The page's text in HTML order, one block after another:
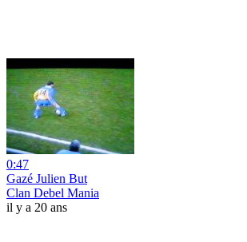
0:47
Gazé Julien But
Clan Debel Mania
il y a 20 ans